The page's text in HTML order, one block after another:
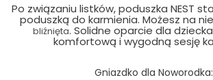
Po związaniu listków, poduszka NEST
poduszką do karmienia. Możesz na
bliźnięta. Solidne oparcie dla
komfortową i wygodną sesję
Gniazdko dla Noworodka: